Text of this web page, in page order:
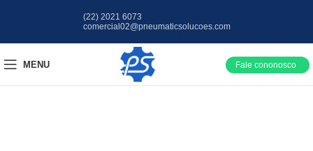
(22) 2021 6073
comercial02@pneumaticsolucoes.com
MENU Fale cononosco